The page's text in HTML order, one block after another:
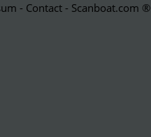
- Contact - Scanboat.com ®